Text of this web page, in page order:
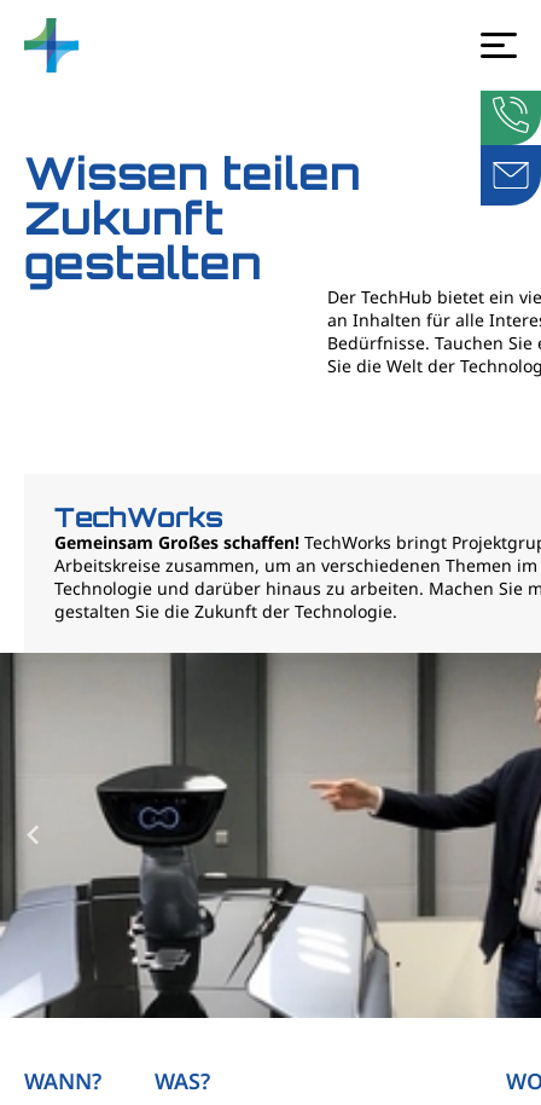
Wissen teilen
Zukunft
gestalten
Der TechHub bietet ein
an Inhalten für alle
Bedürfnisse. Tauchen
Sie die Welt der
TechWorks
Gemeinsam Großes schaffen! TechWorks bringt
Arbeitskreise zusammen, um an verschiedenen Themen
Technologie und darüber hinaus zu arbeiten. Machen Sie
gestalten Sie die Zukunft der Technologie.
WANN? WAS?